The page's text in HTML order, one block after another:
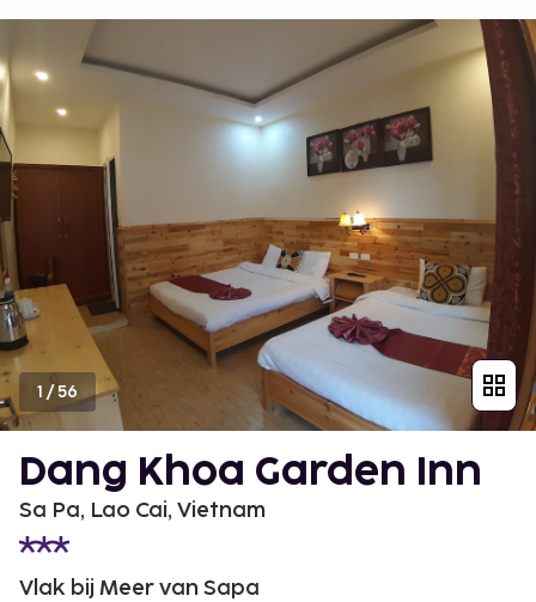
1 /56
Dang Khoa Garden Inn
Sa Pa, Lao Cai, Vietnam
Vlak bij Meer van Sapa